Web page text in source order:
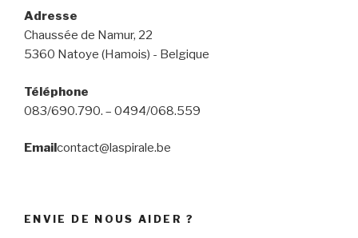
Adresse
Chaussée de Namur, 22
5360 Natoye (Hamois) - Belgique
Téléphone
083/690.790. – 0494/068.559
Email contact@laspirale.be
ENVIE DE NOUS AIDER ?